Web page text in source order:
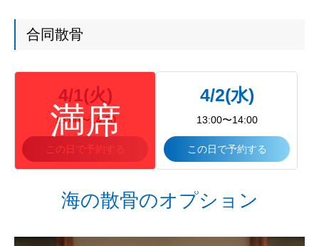
合同散骨
4/1(火)
13:00〜14:00
この日で予約する
4/2(水)
13:00〜14:00
この日で予約する
海の散骨のオプション